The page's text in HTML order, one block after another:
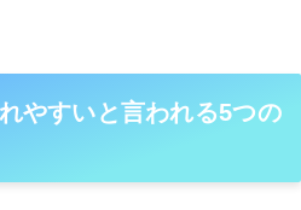
やすいと言われる5つの